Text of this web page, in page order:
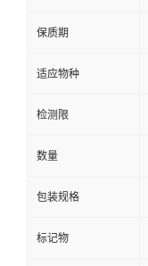
保质期
适应物种
检测限
数量
包装规格
标记物